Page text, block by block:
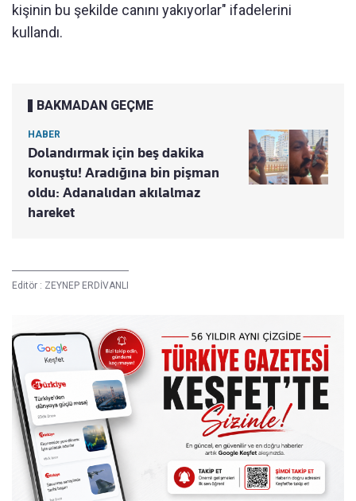
kişinin bu şekilde canını yakıyorlar" ifadelerini
kullandı.
BAKMADAN GEÇME
HABER
Dolandırmak için beş dakika
konuştu! Aradığına bin pişman
oldu: Adanalıdan akılalmaz
hareket
Editör : ZEYNEP ERDİVANLI